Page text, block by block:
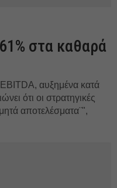
στα καθαρά
αυξημένα κατά
ότι οι στρατηγικές
αποτελέσματα¨",